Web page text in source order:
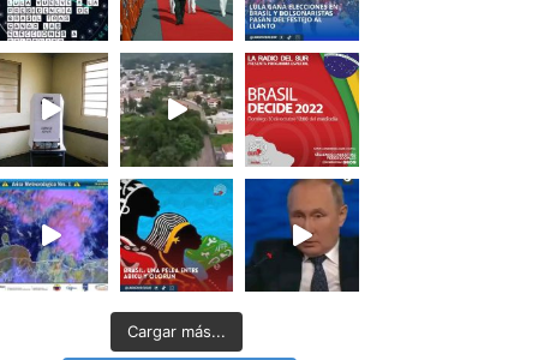
Cargar más...